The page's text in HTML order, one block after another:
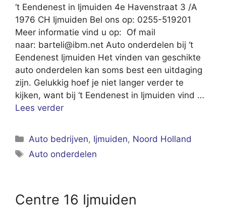
‘t Eendenest in Ijmuiden 4e Havenstraat 3 /A
1976 CH Ijmuiden Bel ons op: 0255-519201
Meer informatie vind u op: Of mail
naar: barteli@ibm.net Auto onderdelen bij ‘t
Eendenest Ijmuiden Het vinden van geschikte
auto onderdelen kan soms best een uitdaging
zijn. Gelukkig hoef je niet langer verder te
kijken, want bij ‘t Eendenest in Ijmuiden vind …
Lees verder
Categorieën
Auto bedrijven, Ijmuiden, Noord Holland
Tags
Auto onderdelen
Centre 16 Ijmuiden